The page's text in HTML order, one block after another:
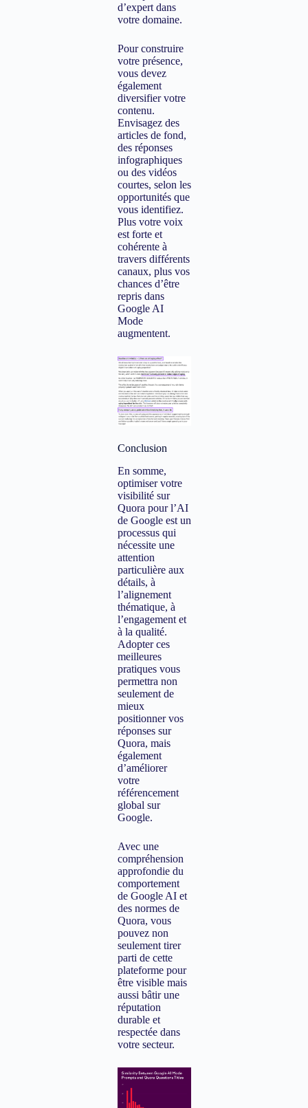
d’expert dans
votre domaine.
Pour construire
votre présence,
vous devez
également
diversifier votre
contenu.
Envisagez des
articles de fond,
des réponses
infographiques
ou des vidéos
courtes, selon les
opportunités que
vous identifiez.
Plus votre voix
est forte et
cohérente à
travers différents
canaux, plus vos
chances d’être
repris dans
Google AI
Mode
augmentent.
Conclusion
En somme,
optimiser votre
visibilité sur
Quora pour l’AI
de Google est un
processus qui
nécessite une
attention
particulière aux
détails, à
l’alignement
thématique, à
l’engagement et
à la qualité.
Adopter ces
meilleures
pratiques vous
permettra non
seulement de
mieux
positionner vos
réponses sur
Quora, mais
également
d’améliorer
votre
référencement
global sur
Google.
Avec une
compréhension
approfondie du
comportement
de Google AI et
des normes de
Quora, vous
pouvez non
seulement tirer
parti de cette
plateforme pour
être visible mais
aussi bâtir une
réputation
durable et
respectée dans
votre secteur.